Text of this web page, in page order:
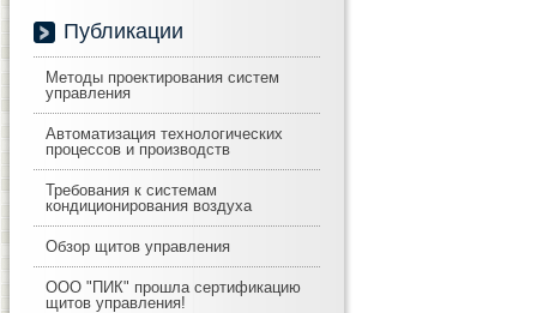
Публикации
Методы проектирования систем
управления
Автоматизация технологических
процессов и производств
Требования к системам
кондиционирования воздуха
Обзор щитов управления
ООО "ПИК" прошла сертификацию
щитов управления!